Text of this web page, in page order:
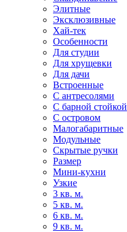
Элитные
Эксклюзивные
Хай-тек
Особенности
Для студии
Для хрущевки
Для дачи
Встроенные
С антресолями
С барной стойкой
С островом
Малогабаритные
Модульные
Скрытые ручки
Размер
Мини-кухни
Узкие
3 кв. м.
5 кв. м.
6 кв. м.
9 кв. м.